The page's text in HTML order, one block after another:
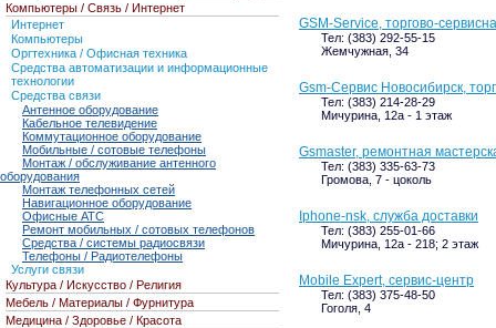
GSM-Service, торгово-
Тел: (383) 292-55-15
Жемчужная, 34
Gsm-Сервис Новосибирск,
Тел: (383) 214-28-29
Мичурина, 12а - 1 этаж
Gsmaster, ремонтная
Тел: (383) 335-63-73
Громова, 7 - цоколь
Iphone-nsk, служба доставки
Тел: (383) 255-01-66
Мичурина, 12а - 218; 2 этаж
Mobile Expert, сервис-центр
Тел: (383) 375-48-50
Гоголя, 4
Компьютеры / Связь / Интернет
Интернет
Компьютеры
Оргтехника / Офисная техника
Средства автоматизации и информационные
технологии
Средства связи
Антенное оборудование
Кабельное телевидение
Коммутационное оборудование
Мобильные / сотовые телефоны
Монтаж / обслуживание антенного
оборудования
Монтаж телефонных сетей
Навигационное оборудование
Офисные АТС
Ремонт мобильных / сотовых телефонов
Средства / системы радиосвязи
Телефоны / Радиотелефоны
Услуги связи
Культура / Искусство / Религия
Мебель / Материалы / Фурнитура
Медицина / Здоровье / Красота